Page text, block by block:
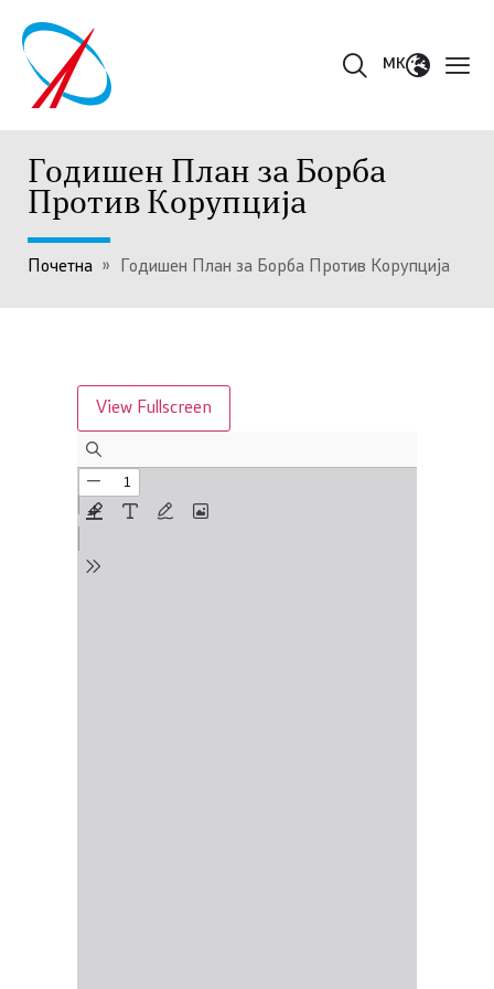
MK
Годишен План за Борба
Против Корупција
Почетна » Годишен План за Борба Против Корупција
View Fullscreen